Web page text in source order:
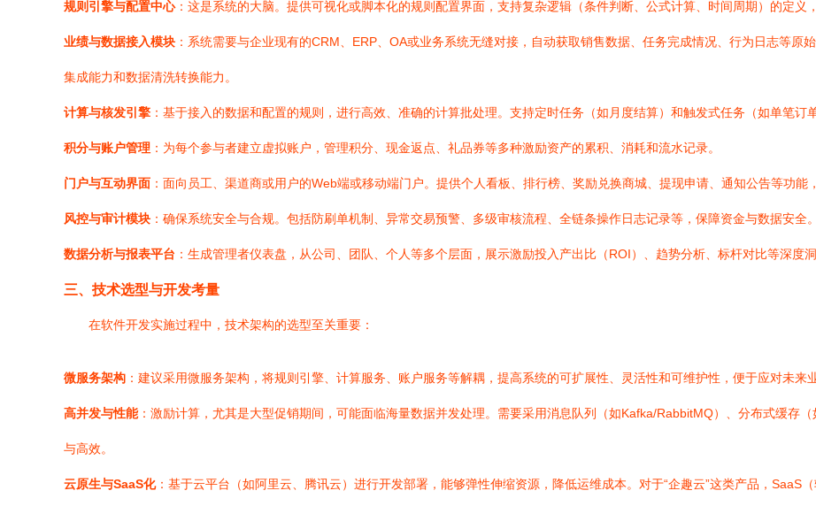
规则引擎与配置中心：这是系统的大脑。提供可视化或脚本化的规则配置界面，支持复杂逻辑（条件判断、公式计算、时间周期）的定义
业绩与数据接入模块 ：系统需要与企业现有的CRM、ERP、OA或业务系统无缝对接，自动获取销售数据、任务完成情况、行为日志等原
集成能力和数据清洗转换能力。
计算与核发引擎 ：基于接入的数据和配置的规则，进行高效、准确的计算批处理。支持定时任务（如月度结算）和触发式任务（如单笔订
积分与账户管理 ：为每个参与者建立虚拟账户，管理积分、现金返点、礼品券等多种激励资产的累积、消耗和流水记录。
门户与互动界面 ：面向员工、渠道商或用户的Web端或移动端门户。提供个人看板、排行榜、奖励兑换商城、提现申请、通知公告等功能
风控与审计模块 ：确保系统安全与合规。包括防刷单机制、异常交易预警、多级审核流程、全链条操作日志记录等，保障资金与数据安全。
数据分析与报表平台 ：生成管理者仪表盘，从公司、团队、个人等多个层面，展示激励投入产出比（ROI）、趋势分析、标杆对比等深度洞
三、技术选型与开发考量
在软件开发实施过程中，技术架构的选型至关重要：
微服务架构 ：建议采用微服务架构，将规则引擎、计算服务、账户服务等解耦，提高系统的可扩展性、灵活性和可维护性，便于应对未来
高并发与性能：激励计算，尤其是大型促销期间，可能面临海量数据并发处理。需要采用消息队列（如Kafka/RabbitMQ）、分布式缓存
与高效。
云原生与SaaS化：基于云平台（如阿里云、腾讯云）进行开发部署，能够弹性伸缩资源，降低运维成本。对于“企趣云”这类产品，SaaS